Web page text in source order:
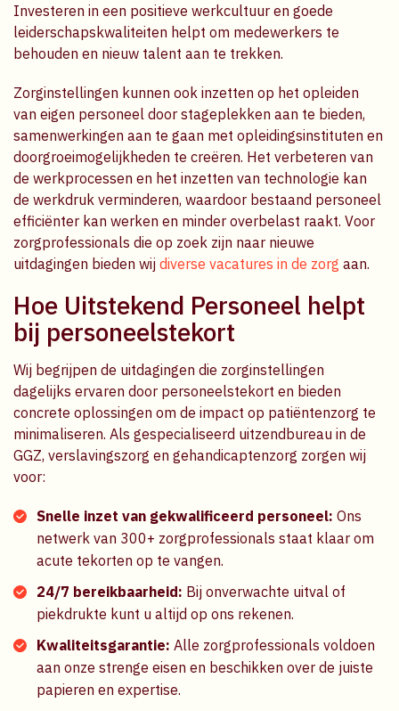
Investeren in een positieve werkcultuur en goede
leiderschapskwaliteiten helpt om medewerkers te
behouden en nieuw talent aan te trekken.
Zorginstellingen kunnen ook inzetten op het opleiden
van eigen personeel door stageplekken aan te bieden,
samenwerkingen aan te gaan met opleidingsinstituten en
doorgroeimogelijkheden te creëren. Het verbeteren van
de werkprocessen en het inzetten van technologie kan
de werkdruk verminderen, waardoor bestaand personeel
efficiënter kan werken en minder overbelast raakt. Voor
zorgprofessionals die op zoek zijn naar nieuwe
uitdagingen bieden wij diverse vacatures in de zorg aan.
Hoe Uitstekend Personeel helpt
bij personeelstekort
Wij begrijpen de uitdagingen die zorginstellingen
dagelijks ervaren door personeelstekort en bieden
concrete oplossingen om de impact op patiëntenzorg te
minimaliseren. Als gespecialiseerd uitzendbureau in de
GGZ, verslavingszorg en gehandicaptenzorg zorgen wij
voor:
Snelle inzet van gekwalificeerd personeel: Ons
netwerk van 300+ zorgprofessionals staat klaar om
acute tekorten op te vangen.
24/7 bereikbaarheid: Bij onverwachte uitval of
piekdrukte kunt u altijd op ons rekenen.
Kwaliteitsgarantie: Alle zorgprofessionals voldoen
aan onze strenge eisen en beschikken over de juiste
papieren en expertise.